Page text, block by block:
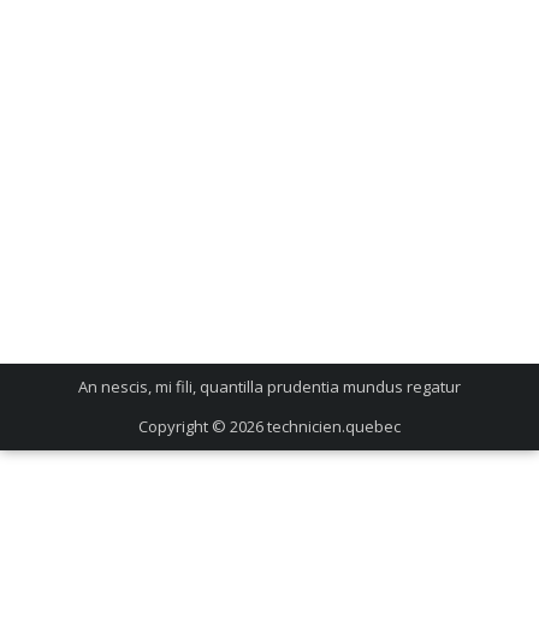
An nescis, mi fili, quantilla prudentia mundus regatur
Copyright © 2026technicien.quebec